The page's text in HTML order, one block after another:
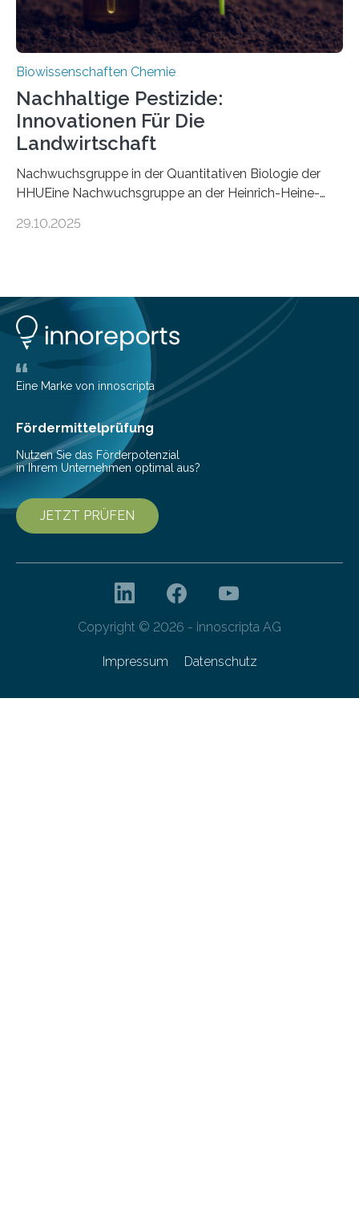
Biowissenschaften Chemie
Nachhaltige Pestizide:
Innovationen Für Die
Landwirtschaft
Nachwuchsgruppe in der Quantitativen Biologie der
HHUEine Nachwuchsgruppe an der Heinrich-Heine-
fünf Jahren erforschen, wie Bakterien auf
Insektenblume. Das Bundesministerium für Forschung,
Technologie und Raumfahrt (BMFTR) fördert das
Projekt im Rahmen der Nationalen
Bioökonomiestrategie mit rund 2,7 Millionen Euro.
Pestizide sind äußerst wichtig, um die globale
Ernährung zu sichern. Ohne sie besteht die weltweite
Gefahr erheblicher…
29.10.2025
Eine Marke von innoscripta
Fördermittelprüfung
Nutzen Sie das Förderpotenzial
in Ihrem Unternehmen optimal aus?
JETZT PRÜFEN
Copyright © 2026 - innoscripta AG
Impressum Datenschutz